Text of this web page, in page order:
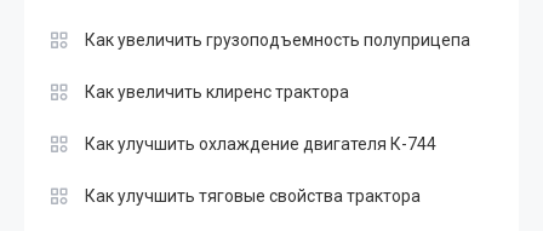
Как увеличить грузоподъемность полуприцепа
Как увеличить клиренс трактора
Как улучшить охлаждение двигателя К-744
Как улучшить тяговые свойства трактора